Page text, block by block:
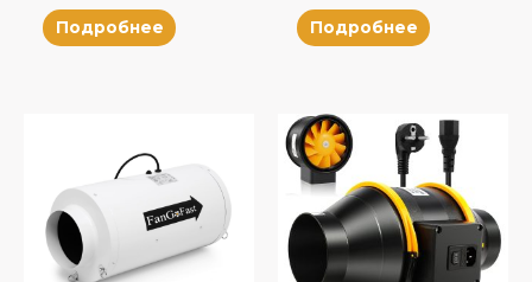
Подробнее Подробнее